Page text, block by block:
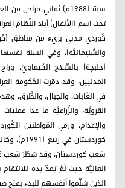
سنة (1988م) ثماني مراحل
كُوردي مدني بريء من مناطق
والسُّليمانيَّة)، وفي السنة
المدنيين، وقد دمّرت الحُكومة
القرويَّة، والزِّراعيَّة ما عدا
والإعدام، ورمي المُواطنين
كوردستان
شعب كوردستان، وقد سَطّرَ شعب
العاليَّة حيث لَمْ يَمدّ يده
الذين سَلّموا أنفسهم للبدء بفتح